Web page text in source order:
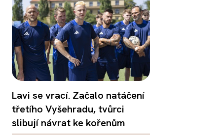
Lavi se vrací. Začalo natáčení
třetího Vyšehradu, tvůrci
slibují návrat ke kořenům